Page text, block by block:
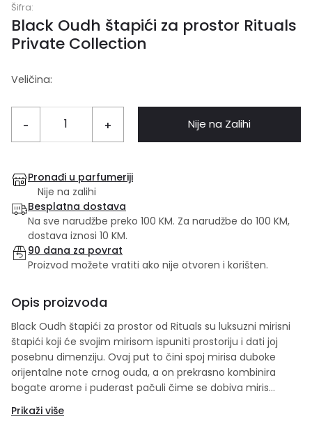
Šifra:
Black Oudh štapići za prostor Rituals
Private Collection
Veličina:
- + Nije na Zalihi
Pronađi u parfumeriji
Nije na zalihi
Besplatna dostava
Na sve narudžbe preko 100 KM. Za narudžbe do 100 KM,
dostava iznosi 10 KM.
90 dana za povrat
Proizvod možete vratiti ako nije otvoren i korišten.
Opis proizvoda
Black Oudh štapići za prostor od Rituals su luksuzni mirisni
štapići koji će svojim mirisom ispuniti prostoriju i dati joj
posebnu dimenziju. Ovaj put to čini spoj mirisa duboke
orijentalne note crnog ouda, a on prekrasno kombinira
bogate arome i puderast pačuli čime se dobiva miris
pokažite poklanjanjem ovog proizvoda ili ih poklonite sebi.
Prikaži više